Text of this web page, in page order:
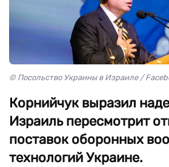
© Посольство Украины в Израиле /
Корнийчук выразил
Израиль пересмотрит
поставок оборонных
технологий Украине.